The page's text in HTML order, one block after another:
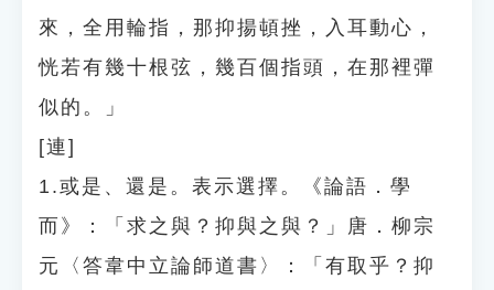
來，全用輪指，那抑揚頓挫，入耳動心，
恍若有幾十根弦，幾百個指頭，在那裡彈
似的。」
[連]
1.或是、還是。表示選擇。《論語．學
而》：「求之與？抑與之與？」唐．柳宗
元〈答韋中立論師道書〉：「有取乎？抑